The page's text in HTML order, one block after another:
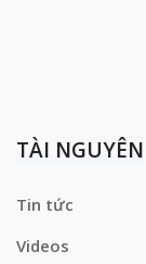
TÀI NGUYÊN
Tin tức
Videos